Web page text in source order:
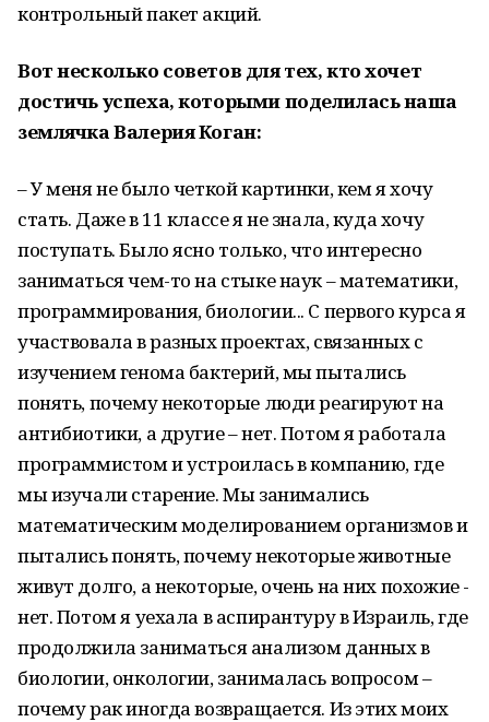
контрольный пакет акций.
Вот несколько советов для тех, кто хочет
достичь успеха, которыми поделилась наша
землячка Валерия Коган:
– У меня не было четкой картинки, кем я хочу
стать. Даже в 11 классе я не знала, куда хочу
поступать. Было ясно только, что интересно
заниматься чем-то на стыке наук – математики,
программирования, биологии... С первого курса я
участвовала в разных проектах, связанных с
изучением генома бактерий, мы пытались
понять, почему некоторые люди реагируют на
антибиотики, а другие – нет. Потом я работала
программистом и устроилась в компанию, где
мы изучали старение. Мы занимались
математическим моделированием организмов и
пытались понять, почему некоторые животные
живут долго, а некоторые, очень на них похожие -
нет. Потом я уехала в аспирантуру в Израиль, где
продолжила заниматься анализом данных в
биологии, онкологии, занималась вопросом –
почему рак иногда возвращается. Из этих моих